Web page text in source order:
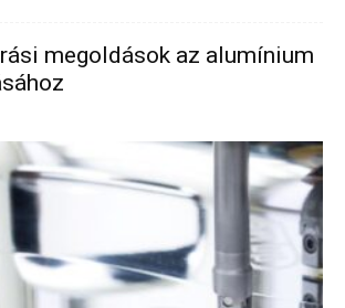
megoldások az alumínium